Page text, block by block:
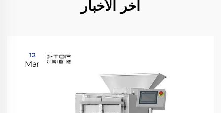
آخر الأخبار
12
Mar